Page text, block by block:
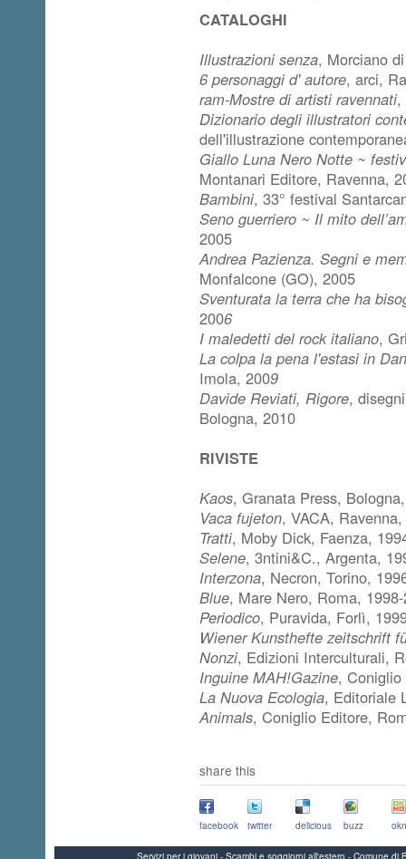
CATALOGHI
Illustrazioni senza, Morciano
6 personaggi d' autore, arci,
ram-Mostre di artisti ravennati,
Dizionario degli illustratori
dell'illustrazione
Giallo Luna Nero Notte ~
Montanari Editore, Ravenna,
Bambini, 33° festival
Seno guerriero ~ Il mito
2005
Andrea Pazienza. Segni e
Monfalcone (GO), 2005
Sventurata la terra che ha
2006
I maledetti del rock italiano,
La colpa la pena l'estasi in
Imola, 2009
Davide Reviati, Rigore,
Bologna, 2010
RIVISTE
Kaos, Granata Press,
Vaca fujeton, VACA,
Tratti, Moby Dick, Faenza,
Selene, 3ntini&C., Argenta,
Interzona, Necron, Torino,
Blue, Mare Nero, Roma,
Periodico, Puravida, Forlì,
Wiener Kunsthefte zeitschrift
Nonzi, Edizioni Interculturali,
Inguine MAH!Gazine,
La Nuova Ecologia, Editoriale
Animals, Coniglio Editore,
share this
facebook twitter delicious buzz
Servizi per i giovani - Scambi e soggiorni all'estero - Comune